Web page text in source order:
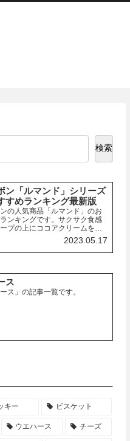
検索
ン「ルマンド」シリーズ
すめランキング最新版
の人気商品「ルマンド」のお
ンキングです。サクサク食感
プの上にココアクリームを絞
ョコレートでコーティングした
ルマンド」には、様々なフレ
商品があります。ここでは、
2023.05.17
ス
ース」の記事一覧です。
キー ビスケット
ウエハース チーズ